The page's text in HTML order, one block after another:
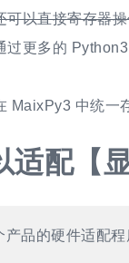
可以直接寄存器
过更多的
MaixPy3 中统一
适配【
产品的硬件适配